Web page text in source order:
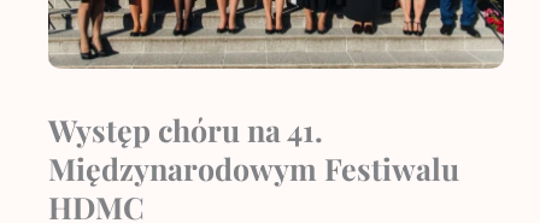
Występ chóru na 41.
Międzynarodowym Festiwalu
HDMC